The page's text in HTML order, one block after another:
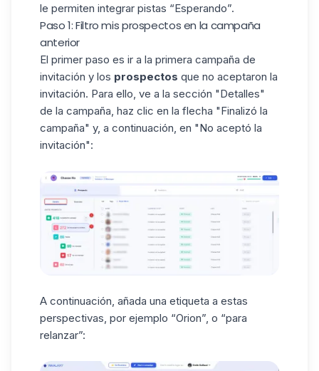
le permiten integrar pistas “Esperando”.
Paso 1: Filtro mis prospectos en la campaña
anterior
El primer paso es ir a la primera campaña de
invitación y los prospectos que no aceptaron la
invitación. Para ello, ve a la sección "Detalles"
de la campaña, haz clic en la flecha "Finalizó la
campaña" y, a continuación, en "No aceptó la
invitación":
A continuación, añada una etiqueta a estas
perspectivas, por ejemplo “Orion”, o “para
relanzar”: